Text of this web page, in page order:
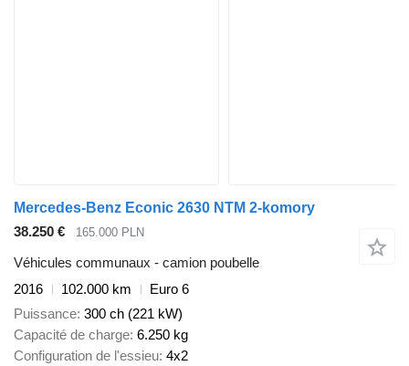
Mercedes-Benz Econic 2630 NTM 2-komory
38.250 €
165.000 PLN
Véhicules communaux - camion poubelle
2016
102.000 km
Euro 6
Puissance 300 ch (221 kW)
Capacité de charge 6.250 kg
Configuration de l'essieu 4x2